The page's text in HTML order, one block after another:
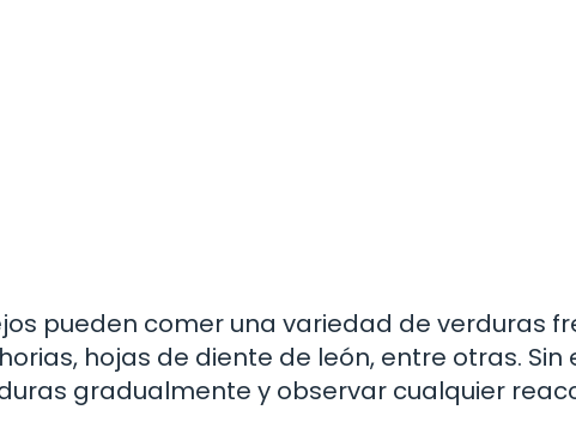
pueden comer una variedad de verduras
hojas de diente de león, entre otras. Sin
gradualmente y observar cualquier